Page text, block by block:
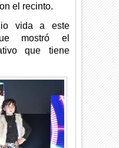
el recinto.
vida a este
mostró el
que tiene